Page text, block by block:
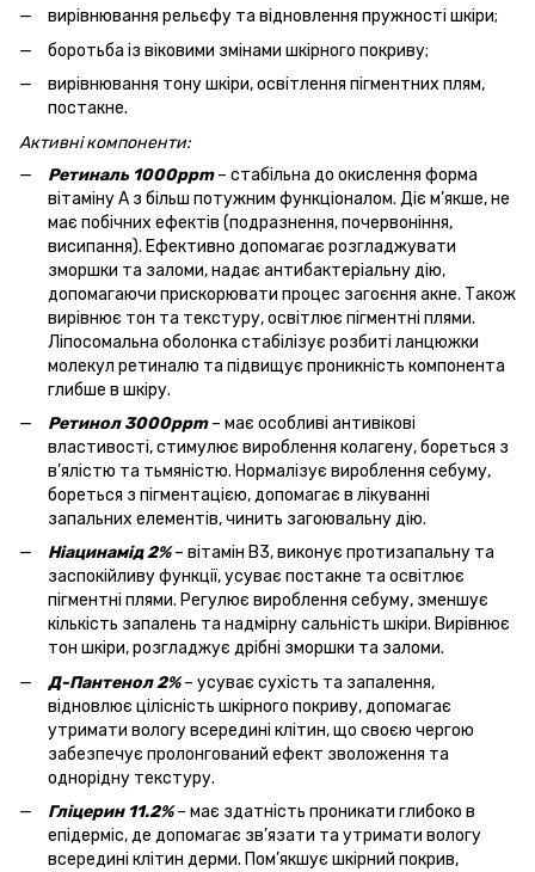
вирівнювання рельєфу та відновлення пружності шкіри;
боротьба із віковими змінами шкірного покриву;
вирівнювання тону шкіри, освітлення пігментних плям,
постакне.
Активні компоненти:
Ретиналь 1000ppm – стабільна до окислення форма
вітаміну А з більш потужним функціоналом. Діє м’якше, не
має побічних ефектів (подразнення, почервоніння,
висипання). Ефективно допомагає розгладжувати
зморшки та заломи, надає антибактеріальну дію,
допомагаючи прискорювати процес загоєння акне. Також
вирівнює тон та текстуру, освітлює пігментні плями.
Ліпосомальна оболонка стабілізує розбиті ланцюжки
молекул ретиналю та підвищує проникність компонента
глибше в шкіру.
Ретинол 3000ppm– має особливі антивікові
властивості, стимулює вироблення колагену, бореться з
в’ялістю та тьмяністю. Нормалізує вироблення себуму,
бореться з пігментацією, допомагає в лікуванні
запальних елементів, чинить загоювальну дію.
Ніацинамід 2%– вітамін B3, виконує протизапальну та
заспокійливу функції, усуває постакне та освітлює
пігментні плями. Регулює вироблення себуму, зменшує
кількість запалень та надмірну сальність шкіри. Вирівнює
тон шкіри, розгладжує дрібні зморшки та заломи.
Д-Пантенол 2% – усуває сухість та запалення,
відновлює цілісність шкірного покриву, допомагає
утримати вологу всередині клітин, що своєю чергою
забезпечує пролонгований ефект зволоження та
однорідну текстуру.
Гліцерин 11.2%– має здатність проникати глибоко в
епідерміс, де допомагає зв’язати та утримати вологу
всередині клітин дерми. Пом’якшує шкірний покрив,